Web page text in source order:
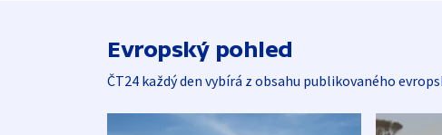
Evropský pohled
ČT24 každý den vybírá z obsahu publikovaného